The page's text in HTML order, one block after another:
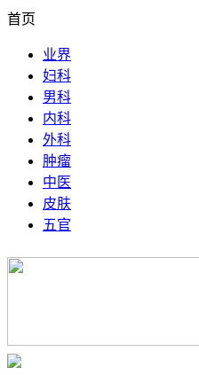
首页
业界
妇科
男科
内科
外科
肿瘤
中医
皮肤
五官